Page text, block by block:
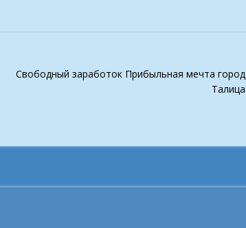
Свободный заработок Прибыльная мечта город
Талица